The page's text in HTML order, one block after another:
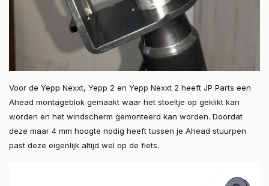
Voor de Yepp Nexxt, Yepp 2 en Yepp Nexxt 2 heeft JP Parts een
Ahead montageblok gemaakt waar het stoeltje op geklikt kan
worden en het windscherm gemonteerd kan worden. Doordat
deze maar 4 mm hoogte nodig heeft tussen je Ahead stuurpen
past deze eigenlijk altijd wel op de fiets.